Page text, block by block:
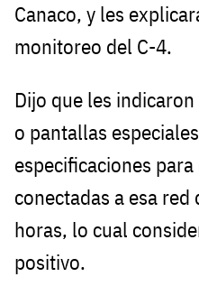
Canaco, y les
monitoreo del C-4.
Dijo que les
o pantallas
especificaciones
conectadas a esa
horas, lo cual
positivo.